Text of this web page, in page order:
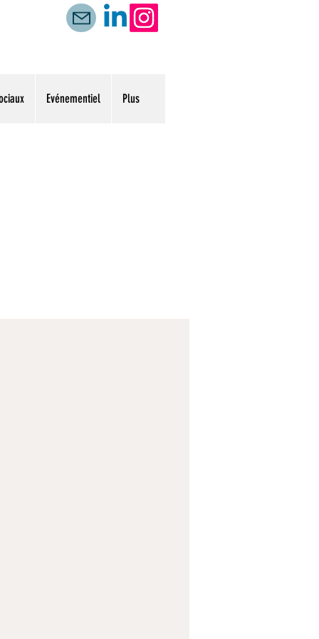
Evénementiel Plus